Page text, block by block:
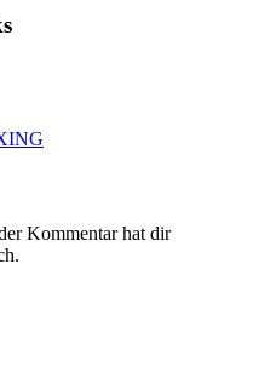
Kommentar hat dir